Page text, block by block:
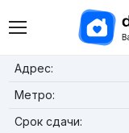
Адрес:
Метро:
Срок сдачи: